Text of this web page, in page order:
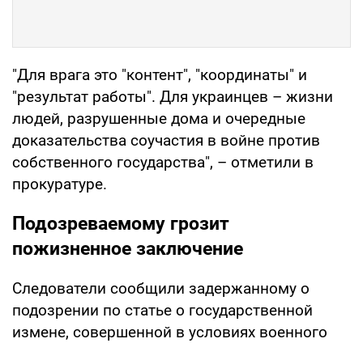
"Для врага это "контент", "координаты" и
"результат работы". Для украинцев – жизни
людей, разрушенные дома и очередные
доказательства соучастия в войне против
собственного государства", – отметили в
прокуратуре.
Подозреваемому грозит
пожизненное заключение
Следователи сообщили задержанному о
подозрении по статье о государственной
измене, совершенной в условиях военного